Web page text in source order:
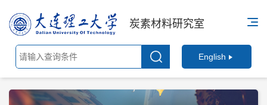
炭素材料研究室
English